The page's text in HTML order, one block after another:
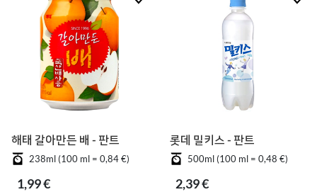
해태 갈아만든 배 - 판트
238ml (100 ml = 0,84 €)
1,99 €
롯데 밀키스 - 판트
500ml (100 ml = 0,48 €)
2,39 €